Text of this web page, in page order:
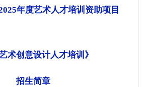
年度艺术人才培训资助项目
术创意设计人才培训》
招生简章